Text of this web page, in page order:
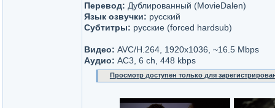
Перевод: Дублированный (MovieDalen)
Язык озвучки: русский
Субтитры: русские (forced hardsub)
Видео: AVC/H.264, 1920х1036, ~16.5 Mbps
Аудио: AC3, 6 ch, 448 kbps
Просмотр доступен только для